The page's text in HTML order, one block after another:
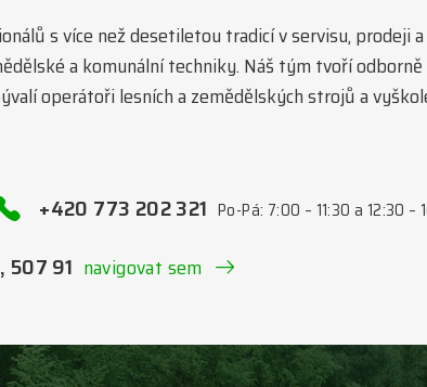
s více než desetiletou tradicí v servisu, prodeji a
a komunální techniky. Náš tým tvoří odborně
operátoři lesních a zemědělských strojů a
+420 773 202 321 Po-Pá: 7:00 – 11:30 a 12:30 –
507 91 navigovat sem